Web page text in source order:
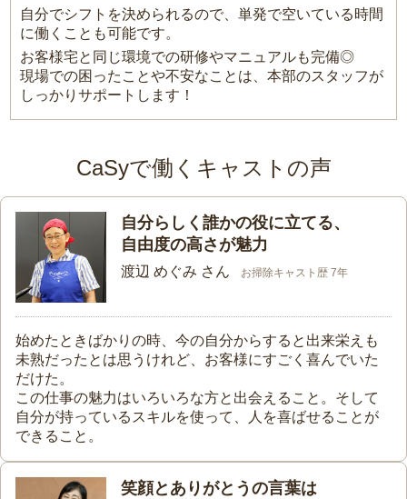
自分でシフトを決められるので、単発で空いている時間
に働くことも可能です。
お客様宅と同じ環境での研修やマニュアルも完備◎
現場での困ったことや不安なことは、本部のスタッフが
しっかりサポートします！
CaSyで働くキャストの声
自分らしく誰かの役に立てる、
自由度の高さが魅力
渡辺 めぐみ さん お掃除キャスト歴 7年
始めたときばかりの時、今の自分からすると出来栄えも
未熟だったとは思うけれど、お客様にすごく喜んでいた
だけた。
この仕事の魅力はいろいろな方と出会えること。そして
自分が持っているスキルを使って、人を喜ばせることが
できること。
笑顔とありがとうの言葉は